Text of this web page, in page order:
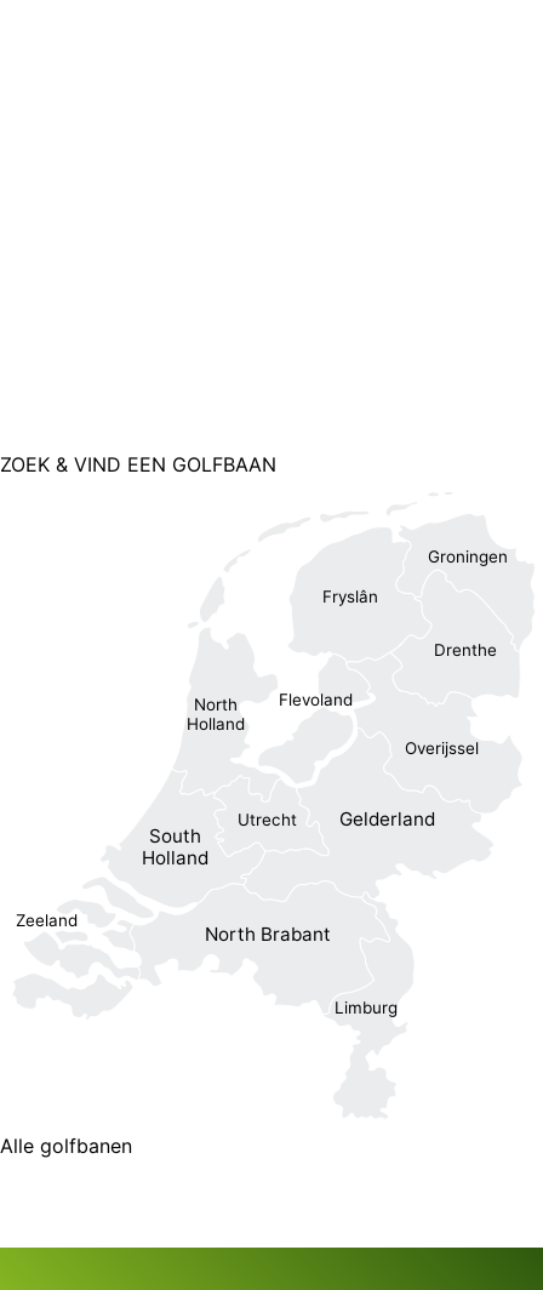
ZOEK & VIND EEN GOLFBAAN
Drenthe
Flevoland
Fryslân
Gelderland
Groningen
Limburg
North Brabant
North
Holland
Overijssel
South
Holland
Utrecht
Zeeland
Alle golfbanen